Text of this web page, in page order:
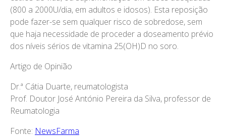
(800 a 2000U/dia, em adultos e idosos). Esta reposição
pode fazer-se sem qualquer risco de sobredose, sem
que haja necessidade de proceder a doseamento prévio
dos níveis sérios de vitamina 25(OH)D no soro.
Artigo de Opinião
Dr.ª Cátia Duarte, reumatologista
Prof. Doutor José António Pereira da Silva, professor de
Reumatologia
Fonte: NewsFarma